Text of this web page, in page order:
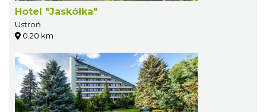
Hotel "Jaskółka"
Ustroń
0.20 km